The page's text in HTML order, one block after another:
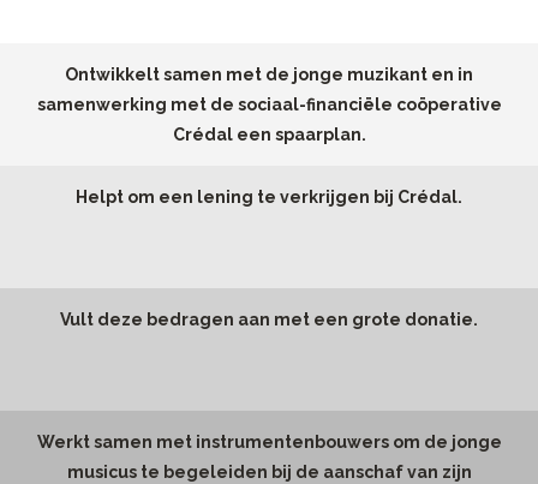
Ontwikkelt samen met de jonge muzikant en in
samenwerking met de sociaal-financiële coöperative
Crédal een spaarplan.
Helpt om een lening te verkrijgen bij Crédal.
Vult deze bedragen aan met een grote donatie.
Werkt samen met instrumentenbouwers om de jonge
musicus te begeleiden bij de aanschaf van zijn